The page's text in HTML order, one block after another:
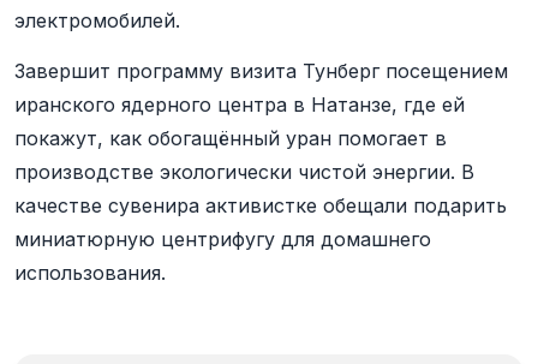
электромобилей.
Завершит программу визита Тунберг посещением
иранского ядерного центра в Натанзе, где ей
покажут, как обогащённый уран помогает в
производстве экологически чистой энергии. В
качестве сувенира активистке обещали подарить
миниатюрную центрифугу для домашнего
использования.